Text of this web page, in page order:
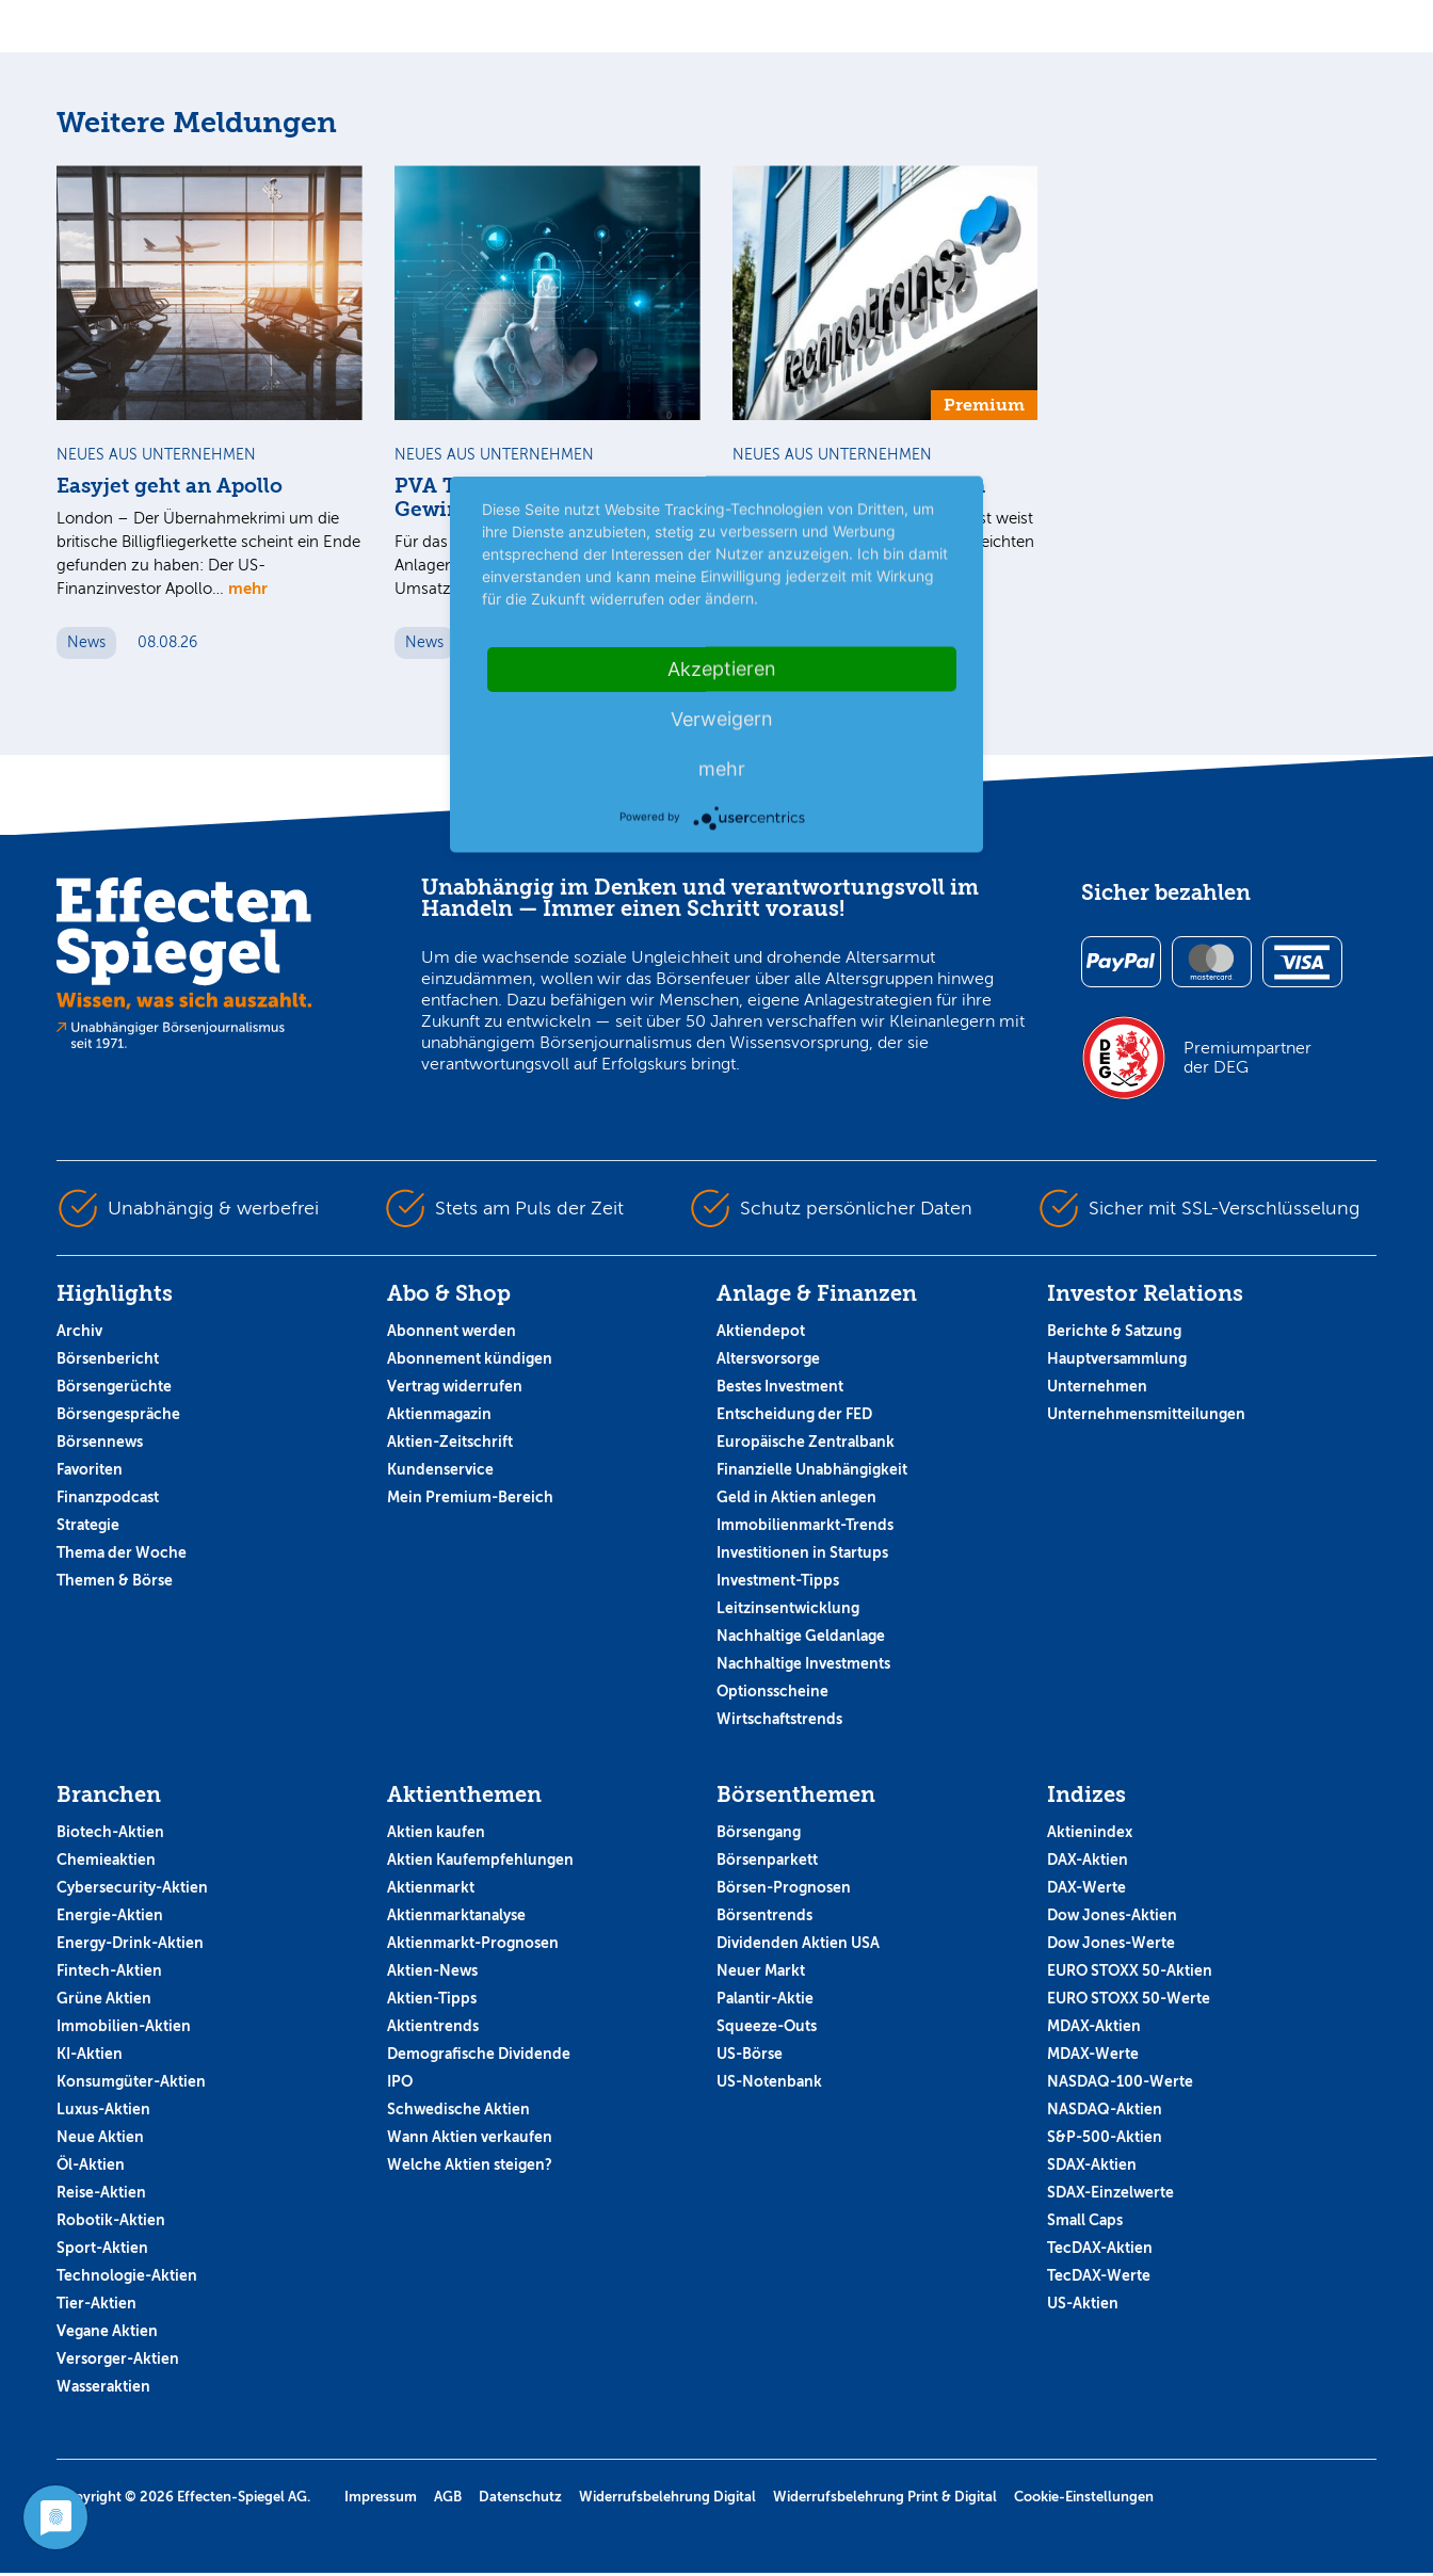
Weitere Meldungen
NEUES AUS UNTERNEHMEN
Easyjet geht an Apollo
London – Der Übernahmekrimi um die
britische Billigfliegerkette scheint ein Ende
gefunden zu haben: Der US-
Finanzinvestor Apollo… mehr
News 08.08.26
NEUES AUS UNTERNEHMEN
PVA Tepla mit
Gewinneinbruch
Für das 1. Halbjahr weist der Hightech-
Anlagenbauer einen nahezu konstanten
Umsatz aus.mehr
News
Premium
NEUES AUS UNTERNEHMEN
technotrans kann liefern
Der Thermomanagement-Spezialist weist
für die ersten 6 Monate mit einen leichten
Umsatzrückgang aus.mehr
News 08.08.26
Unabhängig im Denken und verantwortungsvoll im
Handeln — Immer einen Schritt voraus!
Um die wachsende soziale Ungleichheit und drohende Altersarmut
einzudämmen, wollen wir das Börsenfeuer über alle Altersgruppen hinweg
entfachen. Dazu befähigen wir Menschen, eigene Anlagestrategien für ihre
Zukunft zu entwickeln — seit über 50 Jahren verschaffen wir Kleinanlegern mit
unabhängigem Börsenjournalismus den Wissensvorsprung, der sie
verantwortungsvoll auf Erfolgskurs bringt.
Sicher bezahlen
Premiumpartner
der DEG
Unabhängig & werbefrei Stets am Puls der Zeit Schutz persönlicher Daten Sicher mit SSL-Verschlüsselung
Highlights
Archiv
Börsenbericht
Börsengerüchte
Börsengespräche
Börsennews
Favoriten
Finanzpodcast
Strategie
Thema der Woche
Themen & Börse
Abo & Shop
Abonnent werden
Abonnement kündigen
Vertrag widerrufen
Aktienmagazin
Aktien-Zeitschrift
Kundenservice
Mein Premium-Bereich
Anlage & Finanzen
Aktiendepot
Altersvorsorge
Bestes Investment
Entscheidung der FED
Europäische Zentralbank
Finanzielle Unabhängigkeit
Geld in Aktien anlegen
Immobilienmarkt-Trends
Investitionen in Startups
Investment-Tipps
Leitzinsentwicklung
Nachhaltige Geldanlage
Nachhaltige Investments
Optionsscheine
Wirtschaftstrends
Investor Relations
Berichte & Satzung
Hauptversammlung
Unternehmen
Unternehmensmitteilungen
Branchen
Biotech-Aktien
Chemieaktien
Cybersecurity-Aktien
Energie-Aktien
Energy-Drink-Aktien
Fintech-Aktien
Grüne Aktien
Immobilien-Aktien
KI-Aktien
Konsumgüter-Aktien
Luxus-Aktien
Neue Aktien
Öl-Aktien
Reise-Aktien
Robotik-Aktien
Sport-Aktien
Technologie-Aktien
Tier-Aktien
Vegane Aktien
Versorger-Aktien
Wasseraktien
Aktienthemen
Aktien kaufen
Aktien Kaufempfehlungen
Aktienmarkt
Aktienmarktanalyse
Aktienmarkt-Prognosen
Aktien-News
Aktien-Tipps
Aktientrends
Demografische Dividende
IPO
Schwedische Aktien
Wann Aktien verkaufen
Welche Aktien steigen?
Börsenthemen
Börsengang
Börsenparkett
Börsen-Prognosen
Börsentrends
Dividenden Aktien USA
Neuer Markt
Palantir-Aktie
Squeeze-Outs
US-Börse
US-Notenbank
Indizes
Aktienindex
DAX-Aktien
DAX-Werte
Dow Jones-Aktien
Dow Jones-Werte
EURO STOXX 50-Aktien
EURO STOXX 50-Werte
MDAX-Aktien
MDAX-Werte
NASDAQ-100-Werte
NASDAQ-Aktien
S&P-500-Aktien
SDAX-Aktien
SDAX-Einzelwerte
Small Caps
TecDAX-Aktien
TecDAX-Werte
US-Aktien
Copyright © 2026 Effecten-Spiegel AG. Impressum AGB Datenschutz Widerrufsbelehrung Digital Widerrufsbelehrung Print & Digital Cookie-Einstellungen
Diese Seite nutzt Website Tracking-Technologien von Dritten, um
ihre Dienste anzubieten, stetig zu verbessern und Werbung
entsprechend der Interessen der Nutzer anzuzeigen. Ich bin damit
einverstanden und kann meine Einwilligung jederzeit mit Wirkung
für die Zukunft widerrufen oder ändern.
Akzeptieren
Verweigern
mehr
Powered by